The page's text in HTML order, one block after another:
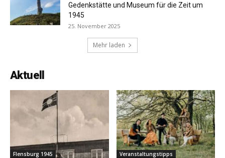
Gedenkstätte und Museum für die Zeit um
1945
25. November 2025
Mehr laden
Aktuell
Flensburg 1945 Veranstaltungstipps